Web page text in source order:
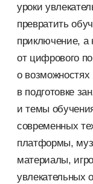
уроки
превратить
приключение, а
от цифрового
о возможностях
в подготовке
и темы
современных
платформы,
материалы,
увлекательных